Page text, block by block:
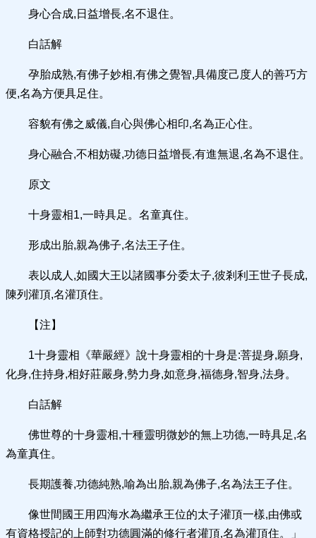
身心合成,日益增長,名不退住。
白話解
孕胎成熟,有佛子妙相,有佛之覺智,具備度己度人的善巧方
便,名為方便具足住。
容貌有佛之威儀,自心與佛心相印,名為正心住。
身心融合,不相妨礙,功德日益增長,有進無退,名為不退住。
原文
十身靈相1,一時具足。名童真住。
形成出胎,親為佛子,名法王子住。
表以成人,如國大王以諸國事分委太子,彼剎利王世子長成,
陳列灌頂,名灌頂住。
【注】
1十身靈相《華嚴經》說十身靈相的十身是:菩提身,願身,
化身,住持身,相好莊嚴身,勢力身,如意身,福德身,智身,法身。
白話解
佛世尊的十身靈相,十種靈明微妙的無上功德,一時具足,名
為童真住。
長期護養,功德純熟,喻為出胎,親為佛子,名為法王子住。
像世間國王用四海水為繼承王位的太子灌頂一樣,由佛或
有資格授記的上師對功德圓滿的修行者灌頂,名為灌頂住。」